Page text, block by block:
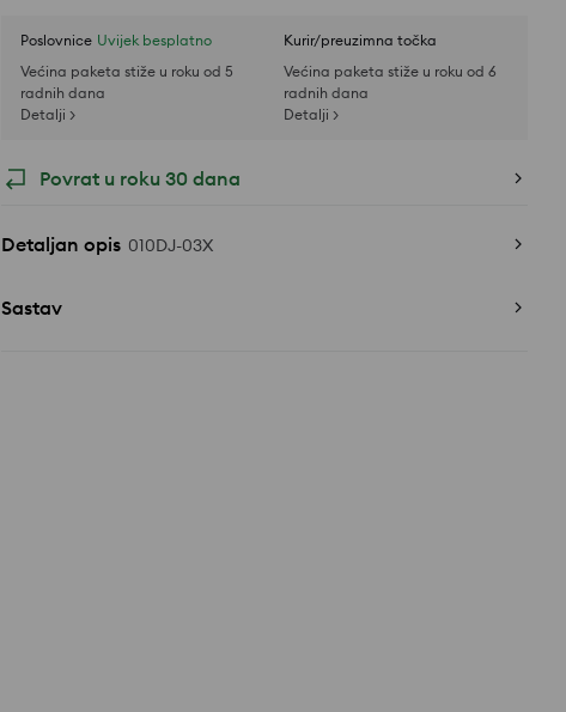
Poslovnice Uvijek besplatno
Većina paketa stiže u roku od 5
radnih dana
Detalji >
Kurir/preuzimna točka
Većina paketa stiže u roku od 6
radnih dana
Detalji >
Povrat u roku 30 dana
Detaljan opis 010DJ-03X
Sastav